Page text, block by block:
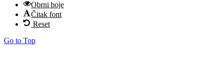
Obrni boje
Čitak font
Reset
Go to Top